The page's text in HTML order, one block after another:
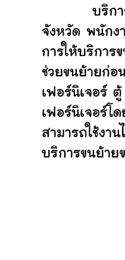
บริกา
จังหวัด พนักง
การให้บริการ
ช่วยขนย้ายก่อ
เฟอร์นิเจอร์
เฟอร์นิเจอร์โ
สามารถใช้ง
บริการขนย้าย